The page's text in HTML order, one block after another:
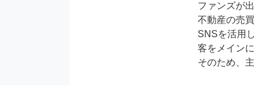
ファンズが
不動産の売
SNSを活用
客をメインに
そのため、